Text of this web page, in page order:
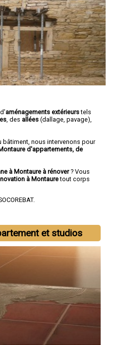
aménagements extérieurstels
, des allées (dallage, pavage),
nous intervenons pour
d'appartements, de
à Montaure à rénover? Vous
à Montauretout corps
et studios